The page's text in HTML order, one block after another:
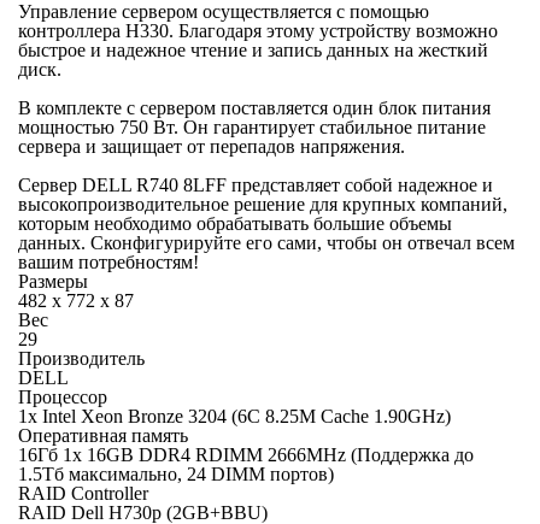
Управление сервером осуществляется с помощью
контроллера H330. Благодаря этому устройству возможно
быстрое и надежное чтение и запись данных на жесткий
диск.
В комплекте с сервером поставляется один блок питания
мощностью 750 Вт. Он гарантирует стабильное питание
сервера и защищает от перепадов напряжения.
Сервер DELL R740 8LFF представляет собой надежное и
высокопроизводительное решение для крупных компаний,
которым необходимо обрабатывать большие объемы
данных. Сконфигурируйте его сами, чтобы он отвечал всем
вашим потребностям!
Размеры
482 x 772 x 87
Вес
29
Производитель
DELL
Процессор
1x Intel Xeon Bronze 3204 (6C 8.25M Cache 1.90GHz)
Оперативная память
16Гб 1x 16GB DDR4 RDIMM 2666MHz (Поддержка до
1.5Tб максимально, 24 DIMM портов)
RAID Controller
RAID Dell H730p (2GB+BBU)